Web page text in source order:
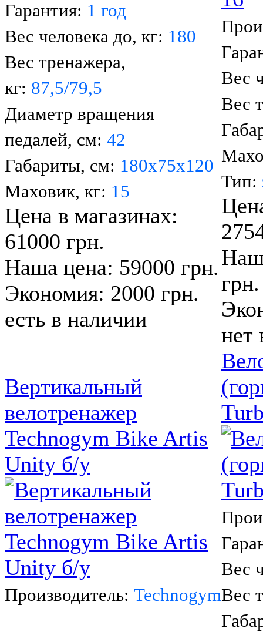
Гарантия: 1 год
Вес человека до, кг: 180
Вес тренажера,
кг: 87,5/79,5
Диаметр вращения
педалей, см: 42
Габариты, см: 180х75х120
Маховик, кг: 15
Цена в магазинах:
61000 грн.
Наша цена: 59000 грн.
Экономия: 2000 грн.
есть в наличии
Вес
Вес
Тип:
грн.
нет
Вертикальный
велотренажер
Technogym Bike Artis
Unity б/у
Производитель: Technogym
Вес
Вес